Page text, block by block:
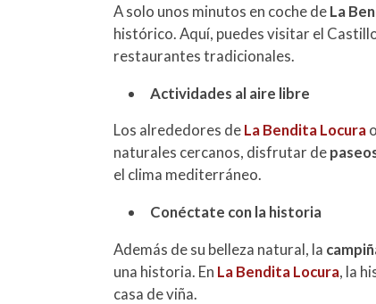
A solo unos minutos en coche deLa
histórico. Aquí, puedes visitar el
restaurantes tradicionales.
Actividades al aire libre
Los alrededores deLa Bendita Locura
naturales cercanos, disfrutar de
el clima mediterráneo.
Conéctate con la historia
Además de su belleza natural, la
una historia. En La Bendita Locura, la
casa de viña.